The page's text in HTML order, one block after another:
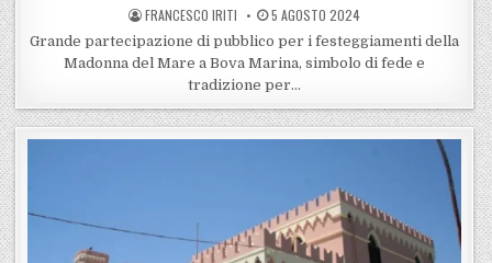
POSTED BY
FRANCESCO IRITI POSTED ON
5 AGOSTO 2024
Grande partecipazione di pubblico per i festeggiamenti della
Madonna del Mare a Bova Marina, simbolo di fede e
tradizione per…